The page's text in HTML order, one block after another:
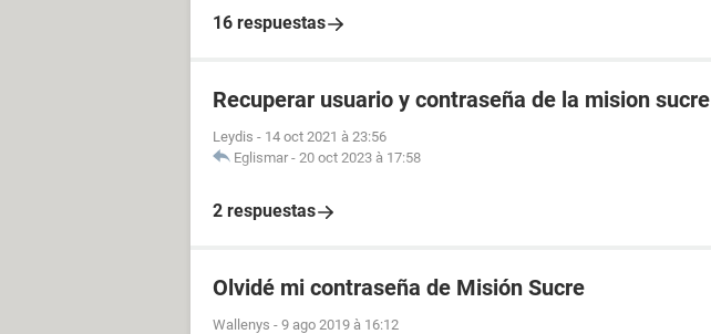
16 respuestas
Recuperar usuario y contraseña de la mision sucre
Leydis - 14 oct 2021 à 23:56
Eglismar - 20 oct 2023 à 17:58
2 respuestas
Olvidé mi contraseña de Misión Sucre
Wallenys - 9 ago 2019 à 16:12